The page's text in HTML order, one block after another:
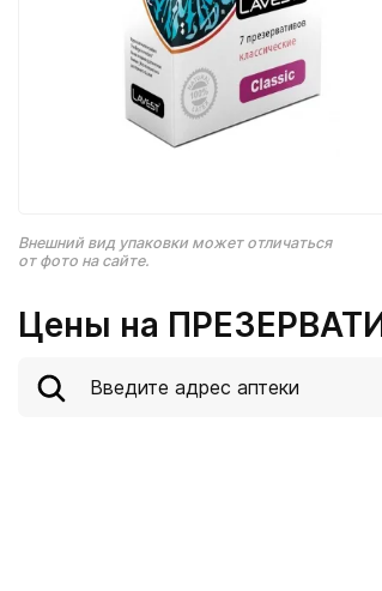
Внешний вид упаковки может отличаться
от фото на сайте.
Цены на